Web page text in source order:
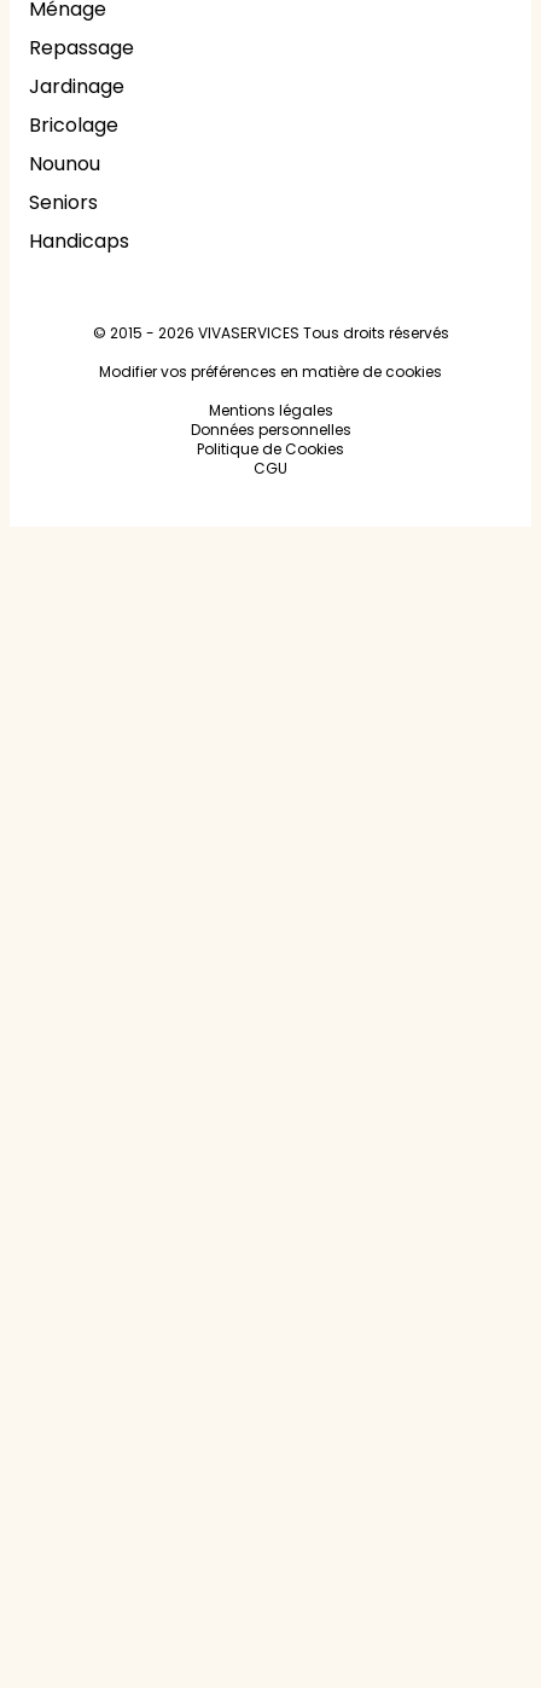
Ménage
Repassage
Jardinage
Bricolage
Nounou
Seniors
Handicaps
© 2015 - 2026 VIVASERVICES Tous droits réservés
Modifier vos préférences en matière de cookies
Mentions légales
Données personnelles
Politique de Cookies
CGU